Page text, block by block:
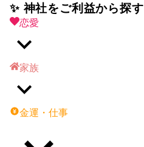
✨ 神社をご利益から探す
恋愛
家族
金運・仕事